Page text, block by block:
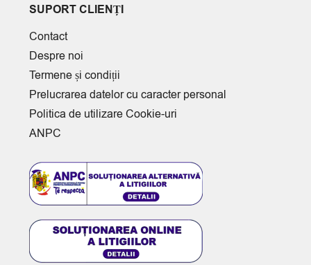
SUPORT CLIENȚI
Contact
Despre noi
Termene și condiții
Prelucrarea datelor cu caracter personal
Politica de utilizare Cookie-uri
ANPC